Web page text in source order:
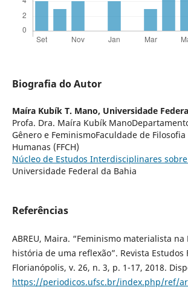
Biografia do Autor
Maíra Kubík T. Mano, Universidade
Profa. Dra. Maíra Kubík
Gênero e FeminismoFaculdade de Filosofia
Humanas (FFCH)
Núcleo de Estudos Interdisciplinares
Universidade Federal da Bahia
Referências
ABREU, Maira. “Feminismo materialista na
história de uma reflexão”. Revista Estudos
Florianópolis, v. 26, n. 3, p. 1-17, 2018.
https://periodicos.ufsc.br/index.php/ref/